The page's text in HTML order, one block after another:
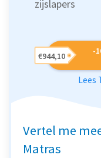
zijslapers
-
€944,10
Lees
Vertel me
Matras